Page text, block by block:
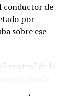
conductor de
por
sobre ese
control de la